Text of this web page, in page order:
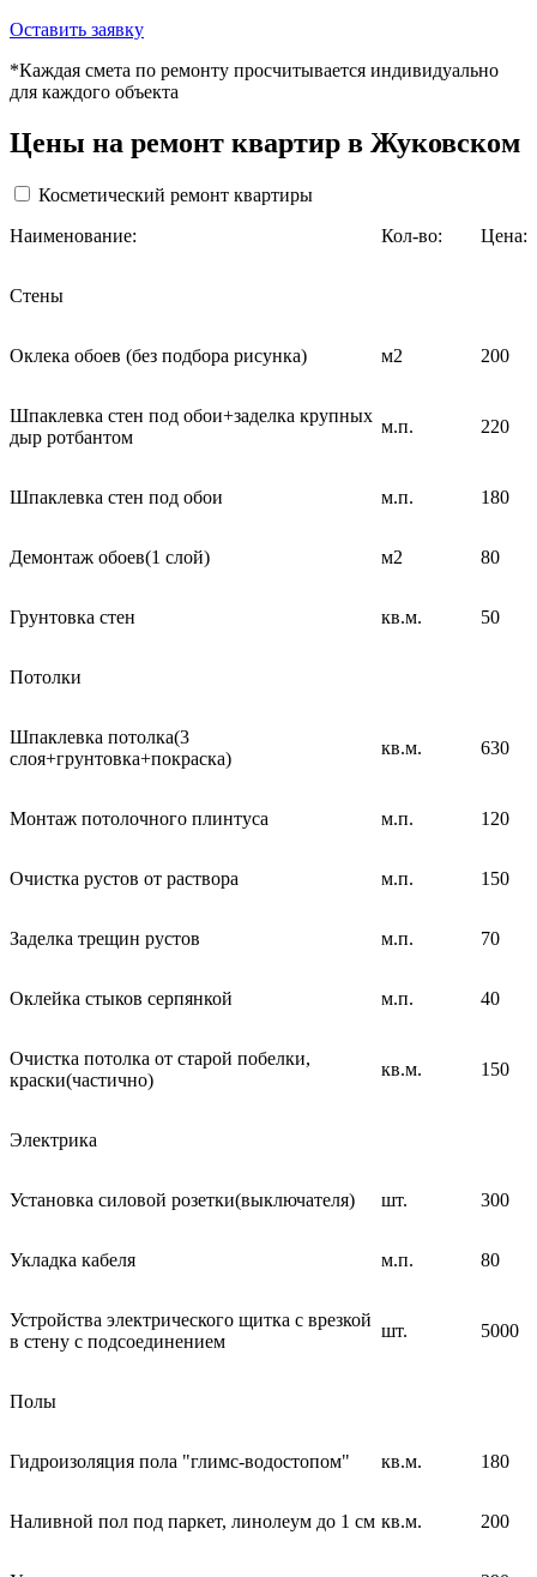
Оставить заявку
*Каждая смета по ремонту просчитывается индивидуально
для каждого объекта
Цены на ремонт квартир в Жуковском
Косметический ремонт квартиры
Наименование:
Кол-во: Цена:
Стены
Оклека обоев (без подбора рисунка) м2 200
Шпаклевка стен под обои+заделка крупных
дыр ротбантом
м.п. 220
Шпаклевка стен под обои м.п. 180
Демонтаж обоев(1 слой) м2 80
Грунтовка стен кв.м. 50
Потолки
Шпаклевка потолка(3
слоя+грунтовка+покраска)
кв.м. 630
Монтаж потолочного плинтуса м.п. 120
Очистка рустов от раствора м.п. 150
Заделка трещин рустов м.п. 70
Оклейка стыков серпянкой м.п. 40
Очистка потолка от старой побелки,
краски(частично)
кв.м. 150
Электрика
Установка силовой розетки(выключателя) шт. 300
Укладка кабеля м.п. 80
Устройства электрического щитка с врезкой
в стену с подсоединением
шт. 5000
Полы
Гидроизоляция пола "глимс-водостопом" кв.м. 180
Наливной пол под паркет, линолеум до 1 см кв.м. 200